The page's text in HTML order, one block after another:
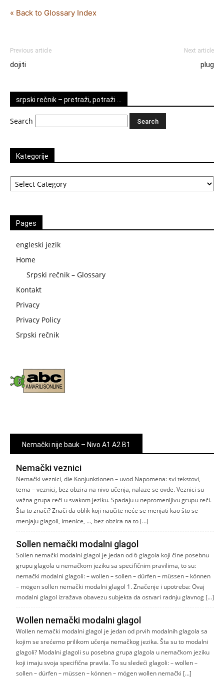
« Back to Glossary Index
Previous article
dojiti
Next article
plug
srpski rečnik – pretraži, potraži …
Search
Kategorije
Kategorije
Pages
engleski jezik
Home
Srpski rečnik – Glossary
Kontakt
Privacy
Privacy Policy
Srpski rečnik
Nemački nije bauk – Nivo A1 A2 B1
Nemački veznici
Nemački veznici, die Konjunktionen – uvod Napomena: svi tekstovi,
tema – veznici, bez obzira na nivo učenja, nalaze se ovde. Veznici su
važna grupa reči u svakom jeziku. Spadaju u nepromenljivu grupu reči.
Šta to znači? Znači da oblik koji naučite neće se menjati kao što se
menjaju glagoli, imenice, …, bez obzira na to […]
Sollen nemački modalni glagol
Sollen nemački modalni glagol je jedan od 6 glagola koji čine posebnu
grupu glagola u nemačkom jeziku sa specifičnim pravilima, to su:
nemački modalni glagoli: – wollen – sollen – dürfen – müssen – können
– mögen sollen nemački modalni glagol 1. Značenje i upotreba: Ovaj
modalni glagol izražava obavezu subjekta da ostvari radnju glavnog […]
Wollen nemački modalni glagol
Wollen nemački modalni glagol je jedan od prvih modalnih glagola sa
kojim se srećemo prilikom učenja nemačkog jezika. Šta su to modalni
glagoli? Modalni glagoli su posebna grupa glagola u nemačkom jeziku
koji imaju svoja specifična pravila. To su sledeći glagoli: – wollen –
sollen – dürfen – müssen – können – mögen wollen nemački […]